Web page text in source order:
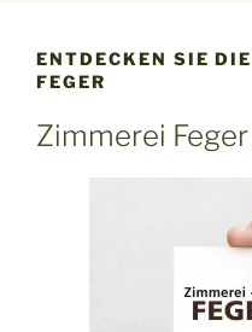
ENTDECKEN SIE
FEGER
Zimmerei